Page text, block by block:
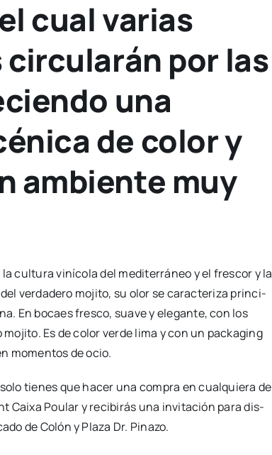
cual varias
por las
una
de color y
ambiente muy
cul­tu­ra viní­co­la del medi­te­rrá­neo y el fres­cor y la
ver­da­de­ro moji­to, su olor se carac­te­ri­za prin­ci­
En bocaes fres­co, sua­ve y ele­gan­te, con los
Es de color ver­de lima y con un pac­ka­ging
momen­tos de ocio.
tie­nes que hacer una com­pra en cual­quie­ra de
Cai­xa Pou­lar y reci­bi­rás una invi­ta­ción para dis­
de Colón y Pla­za Dr. Pina­zo.